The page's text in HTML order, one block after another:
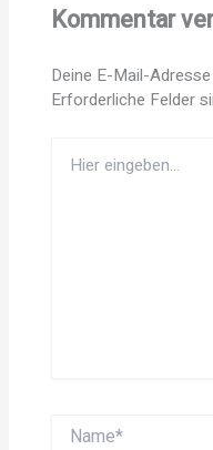
Kommentar
Deine E-Mail-
Erforderliche Felder
eingeben…
Name*